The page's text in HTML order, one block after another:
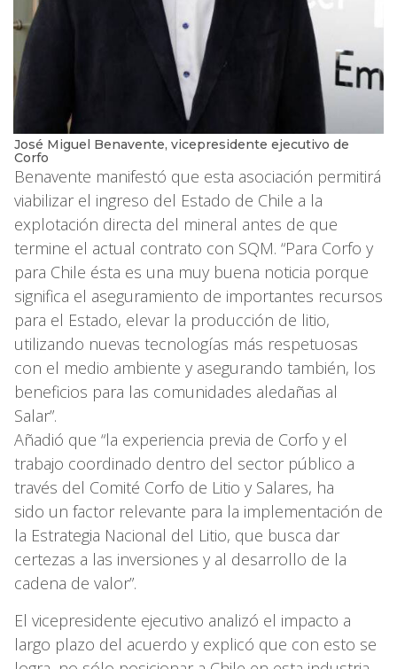
José Miguel Benavente, vicepresidente ejecutivo de
Corfo
Benavente manifestó que esta asociación permitirá
viabilizar el ingreso del Estado de Chile a la
explotación directa del mineral antes de que
termine el actual contrato con SQM. “Para Corfo y
para Chile ésta es una muy buena noticia porque
significa el aseguramiento de importantes recursos
para el Estado, elevar la producción de litio,
utilizando nuevas tecnologías más respetuosas
con el medio ambiente y asegurando también, los
beneficios para las comunidades aledañas al
Salar”.
Añadió que “la experiencia previa de Corfo y el
trabajo coordinado dentro del sector público a
través del Comité Corfo de Litio y Salares, ha
sido un factor relevante para la implementación de
la Estrategia Nacional del Litio, que busca dar
certezas a las inversiones y al desarrollo de la
cadena de valor”.
El vicepresidente ejecutivo analizó el impacto a
largo plazo del acuerdo y explicó que con esto se